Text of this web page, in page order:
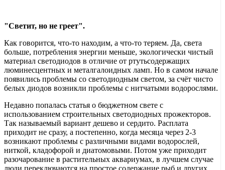
"Светит, но не греет".
Как говорится, что-то находим, а что-то теряем. Да, света
больше, потребления энергии меньше, экологически чистый
материал светодиодов в отличие от ртутьсодержащих
люминесцентных и металгалоидных ламп. Но в самом начале
появились проблемы со светодиодным светом, за счёт чисто
белых диодов возникли проблемы с нитчатыми водорослями.
Недавно попалась статья о бюджетном свете с
использованием строительных светодиодных прожекторов.
Так называемый вариант дешево и сердито. Расплата
приходит не сразу, а постепенно, когда месяца через 2-3
возникают проблемы с различными видами водорослей,
ниткой, кладофорой и диатомовыми. Потом уже приходит
разочарование в растительных аквариумах, в лучшем случае
люди переключаются на простое содержание рыб и других